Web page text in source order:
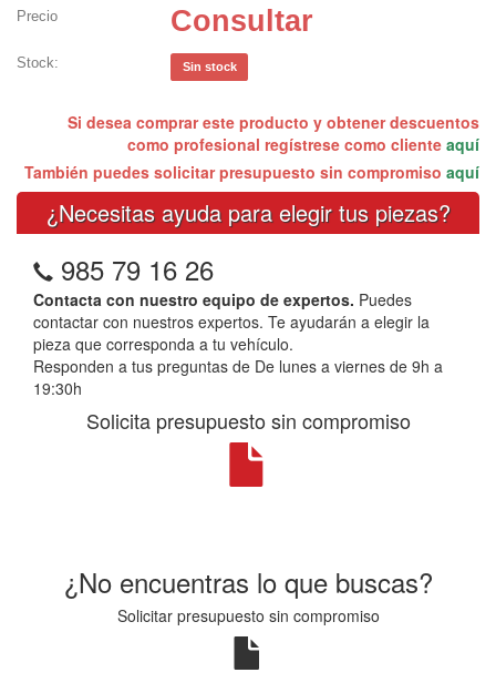
Precio Consultar
Stock: Sin stock
Si desea comprar este producto y obtener descuentos
como profesional regístrese como cliente aquí
También puedes solicitar presupuesto sin compromiso aquí
¿Necesitas ayuda para elegir tus piezas?
985 79 16 26
Contacta con nuestro equipo de expertos. Puedes
contactar con nuestros expertos. Te ayudarán a elegir la
pieza que corresponda a tu vehículo.
Responden a tus preguntas de De lunes a viernes de 9h a
19:30h
Solicita presupuesto sin compromiso
¿No encuentras lo que buscas?
Solicitar presupuesto sin compromiso